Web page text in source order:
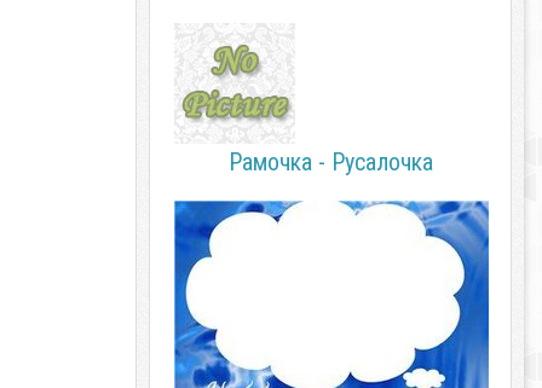
Рамочка - Русалочка